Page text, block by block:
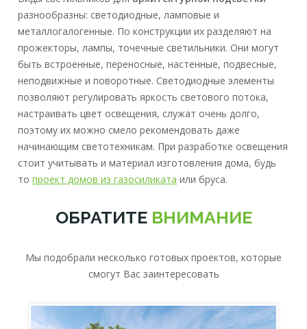
разнообразны: светодиодные, ламповые и
металлогалогенные. По конструкции их разделяют на
прожекторы, лампы, точечные светильники. Они могут
быть встроенные, переносные, настенные, подвесные,
неподвижные и поворотные. Светодиодные элементы
позволяют регулировать яркость светового потока,
настраивать цвет освещения, служат очень долго,
поэтому их можно смело рекомендовать даже
начинающим светотехникам. При разработке освещения
стоит учитывать и материал изготовления дома, будь
топроект домов из газосиликата или бруса.
ОБРАТИТЕ ВНИМАНИЕ
Мы подобрали несколько готовых проектов, которые
смогут Вас заинтересовать